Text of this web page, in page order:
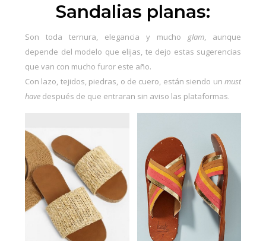
Sandalias planas:
Son toda ternura, elegancia y mucho glam, aunque
depende del modelo que elijas, te dejo estas sugerencias
que van con mucho furor este año.
Con lazo, tejidos, piedras, o de cuero, están siendo un must
have después de que entraran sin aviso las plataformas.